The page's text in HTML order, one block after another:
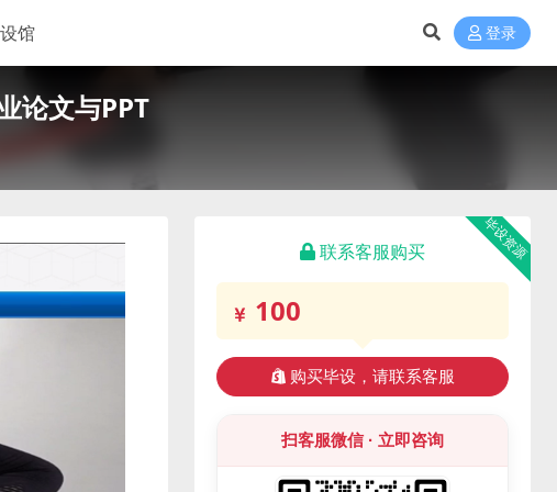
馆 登录
论文与PPT
毕设资源
联系客服购买
100
购买毕设，请联系客服
扫客服微信 · 立即咨询